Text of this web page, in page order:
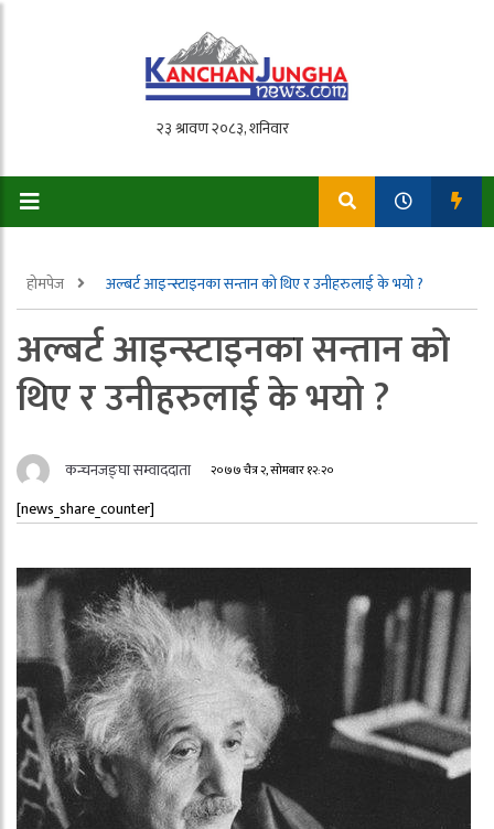
होमपेज अल्बर्ट आइन्स्टाइनका सन्तान को थिए र उनीहरुलाई के भयो ?
अल्बर्ट आइन्स्टाइनका सन्तान को
थिए र उनीहरुलाई के भयो ?
कन्चनजङ्घा सम्वाददाता २०७७ चैत्र २, सोमबार १२:२०
[news_share_counter]